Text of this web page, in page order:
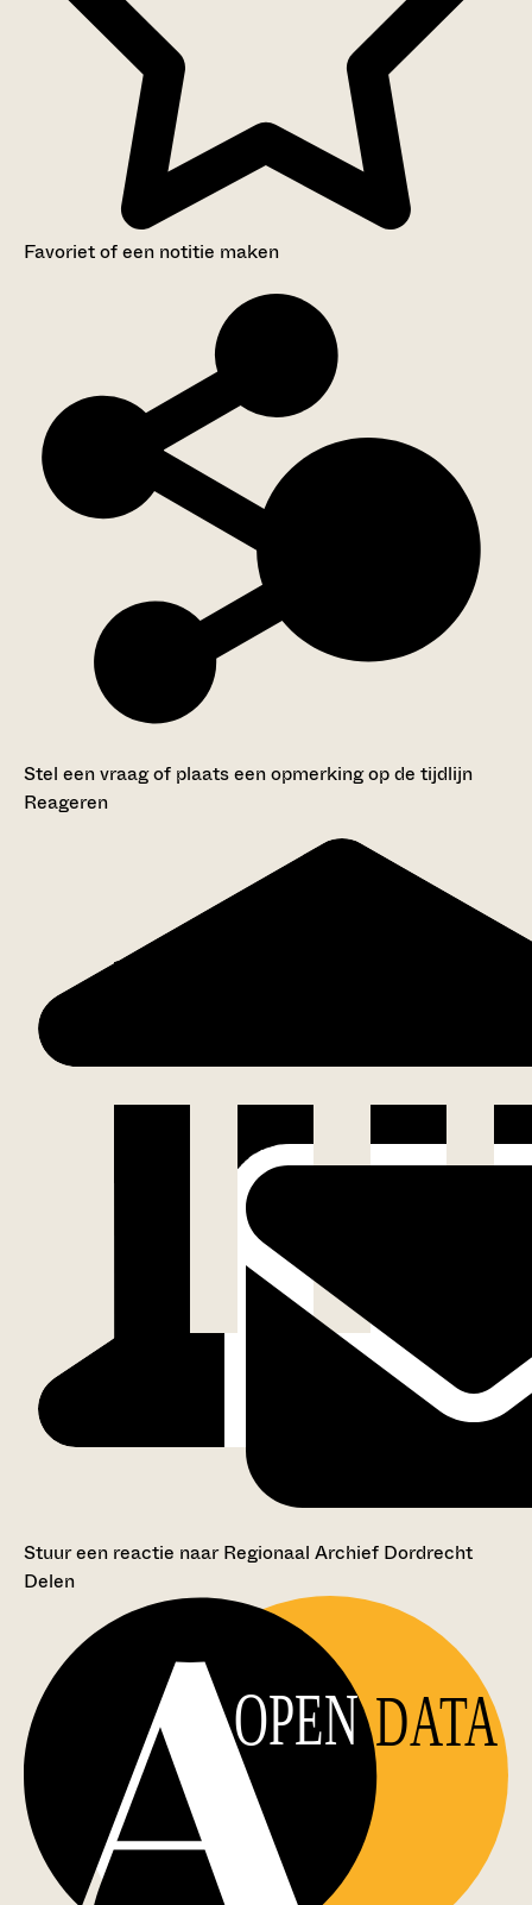
Favoriet of een notitie maken
Stel een vraag of plaats een opmerking op de tijdlijn
Reageren
Stuur een reactie naar Regionaal Archief Dordrecht
Delen
OPEN DATA